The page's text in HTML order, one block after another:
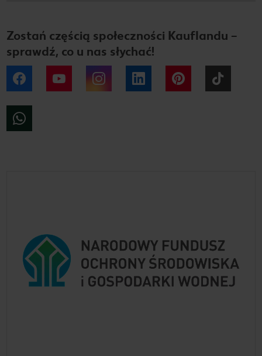
Zostań częścią społeczności Kauflandu –
sprawdź, co u nas słychać!
Facebook YouTube Instagram LinkedIn Pinterest